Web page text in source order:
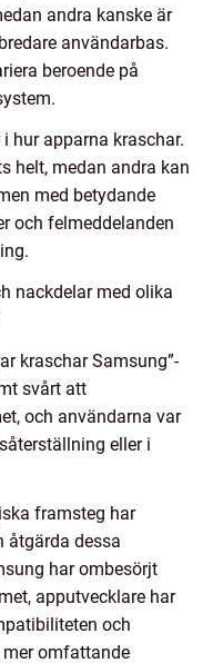
andra kanske är
användarbas.
beroende på
hur apparna kraschar.
helt, medan andra kan
med betydande
och felmeddelanden
nackdelar med olika
kraschar Samsung”-
svårt att
och användarna var
eller i
framsteg har
åtgärda dessa
har ombesörjt
apputvecklare har
och
omfattande